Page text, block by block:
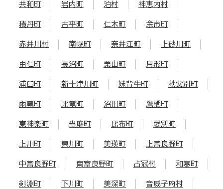
共和町 岩内町 泊村 神恵内村
積丹町 古平町 仁木町 余市町
赤井川村 南幌町 奈井江町 上砂川町
由仁町 長沼町 栗山町 月形町
浦臼町 新十津川町 妹背牛町 秩父別町
雨竜町 北竜町 沼田町 鷹栖町
東神楽町 当麻町 比布町 愛別町
上川町 東川町 美瑛町 上富良野町
中富良野町 南富良野町 占冠村 和寒町
剣淵町 下川町 美深町 音威子府村